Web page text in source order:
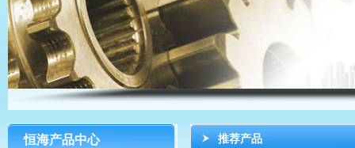
恒海产品中心 推荐产品